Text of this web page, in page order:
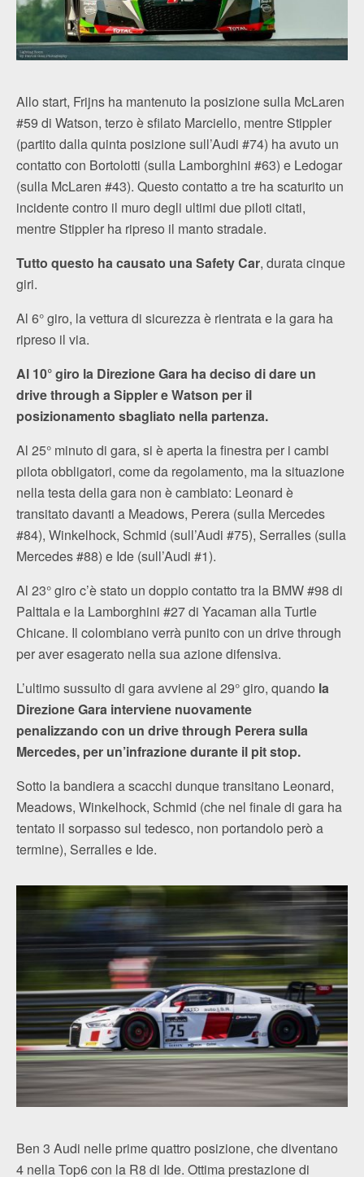
Allo start, Frijns ha mantenuto la posizione sulla McLaren
#59 di Watson, terzo è sfilato Marciello, mentre Stippler
(partito dalla quinta posizione sull’Audi #74) ha avuto un
contatto con Bortolotti (sulla Lamborghini #63) e Ledogar
(sulla McLaren #43). Questo contatto a tre ha scaturito un
incidente contro il muro degli ultimi due piloti citati,
mentre Stippler ha ripreso il manto stradale.
Tutto questo ha causato una Safety Car, durata cinque
giri.
Al 6° giro, la vettura di sicurezza è rientrata e la gara ha
ripreso il via.
Al 10° giro la Direzione Gara ha deciso di dare un
drive through a Sippler e Watson per il
posizionamento sbagliato nella partenza.
Al 25° minuto di gara, si è aperta la finestra per i cambi
pilota obbligatori, come da regolamento, ma la situazione
nella testa della gara non è cambiato: Leonard è
transitato davanti a Meadows, Perera (sulla Mercedes
#84), Winkelhock, Schmid (sull’Audi #75), Serralles (sulla
Mercedes #88) e Ide (sull’Audi #1).
Al 23° giro c’è stato un doppio contatto tra la BMW #98 di
Palttala e la Lamborghini #27 di Yacaman alla Turtle
Chicane. Il colombiano verrà punito con un drive through
per aver esagerato nella sua azione difensiva.
L’ultimo sussulto di gara avviene al 29° giro, quando la
Direzione Gara interviene nuovamente
penalizzando con un drive through Perera sulla
Mercedes, per un’infrazione durante il pit stop.
Sotto la bandiera a scacchi dunque transitano Leonard,
Meadows, Winkelhock, Schmid (che nel finale di gara ha
tentato il sorpasso sul tedesco, non portandolo però a
termine), Serralles e Ide.
Ben 3 Audi nelle prime quattro posizione, che diventano
4 nella Top6 con la R8 di Ide. Ottima prestazione di